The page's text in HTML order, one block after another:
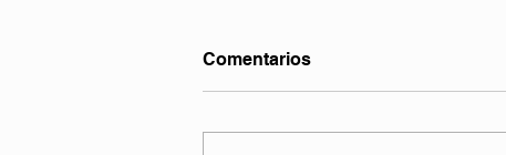
Comentarios